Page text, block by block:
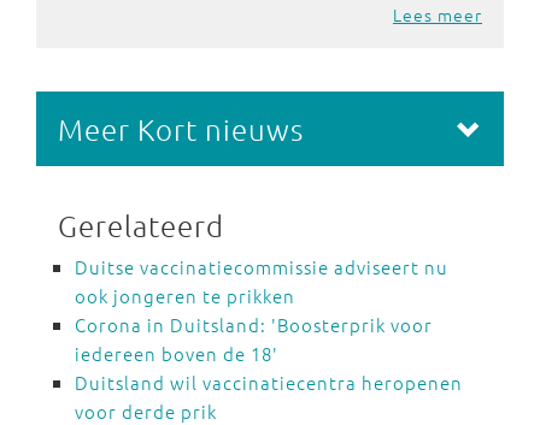
Lees meer
Meer Kort nieuws
Gerelateerd
Duitse vaccinatiecommissie adviseert nu
ook jongeren te prikken
Corona in Duitsland: 'Boosterprik voor
iedereen boven de 18'
Duitsland wil vaccinatiecentra heropenen
voor derde prik